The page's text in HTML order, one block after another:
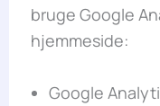
bruge Google
hjemmeside:
Google